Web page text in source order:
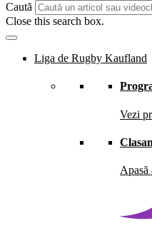
Caută
Close this search box.
Liga de Rugby Kaufland
Vezi
Apasă